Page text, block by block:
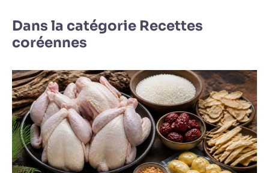
Dans la catégorie Recettes
coréennes